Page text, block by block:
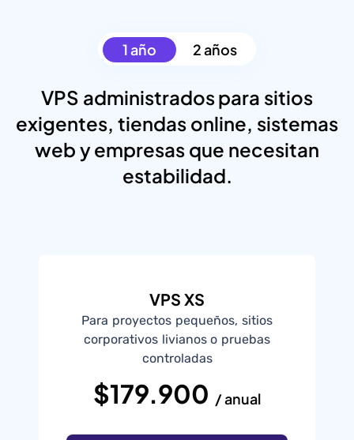
1 año 2 años
VPS administrados para sitios
exigentes, tiendas online, sistemas
web y empresas que necesitan
estabilidad.
VPS XS
Para proyectos pequeños, sitios
corporativos livianos o pruebas
controladas
$179.900 / anual